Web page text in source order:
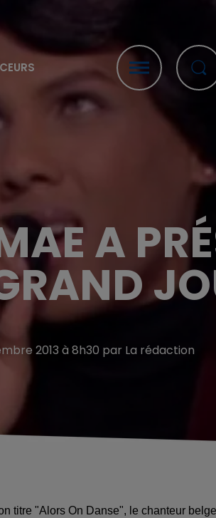
A
2013 à 8h30 par La rédaction
titre "Alors On Danse", le chanteur belge